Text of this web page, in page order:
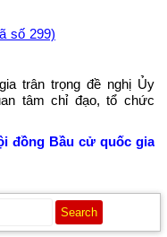
số 299)
trân trọng đề nghị Ủy
tâm chỉ đạo, tổ chức
đồng Bầu cử quốc gia